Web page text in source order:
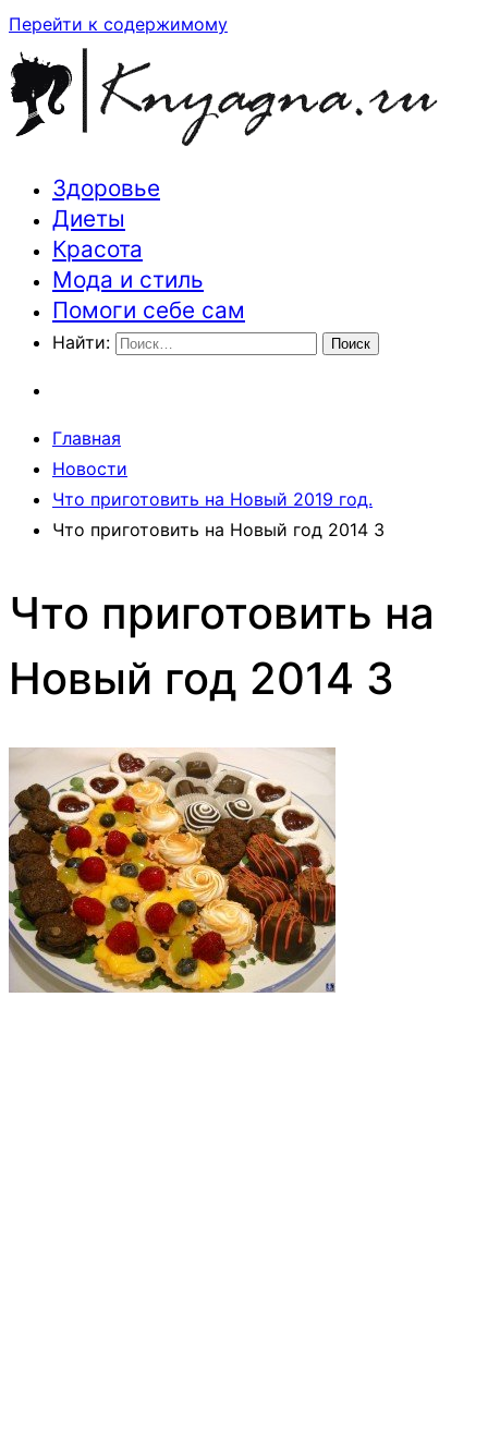
Перейти к содержимому
Траектория здоровья и красоты
Здоровье
Диеты
Красота
Мода и стиль
Помоги себе сам
Найти:
Главная
Новости
Что приготовить на Новый 2019 год.
Что приготовить на Новый год 2014 3
Что приготовить на
Новый год 2014 3